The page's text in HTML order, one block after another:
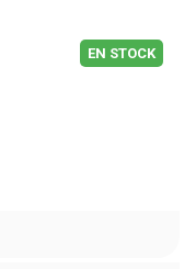
EN STOCK